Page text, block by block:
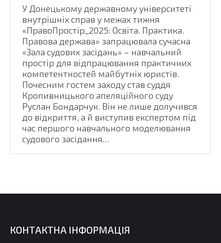
У Донецькому державному університеті
внутрішніх справ у межах тижня
«ПравоПростір_2025: Освіта. Практика.
Правова держава» запрацювала сучасна
«Зала судових засідань» – навчальний
простір для відпрацювання практичних
компетентностей майбутніх юристів.
Почесним гостем заходу став суддя
Кропивницького апеляційного суду
Руслан Бондарчук. Він не лише долучився
до відкриття, а й виступив експертом під
час першого навчального моделювання
судового засідання…
КОНТАКТНА ІНФОРМАЦІЯ